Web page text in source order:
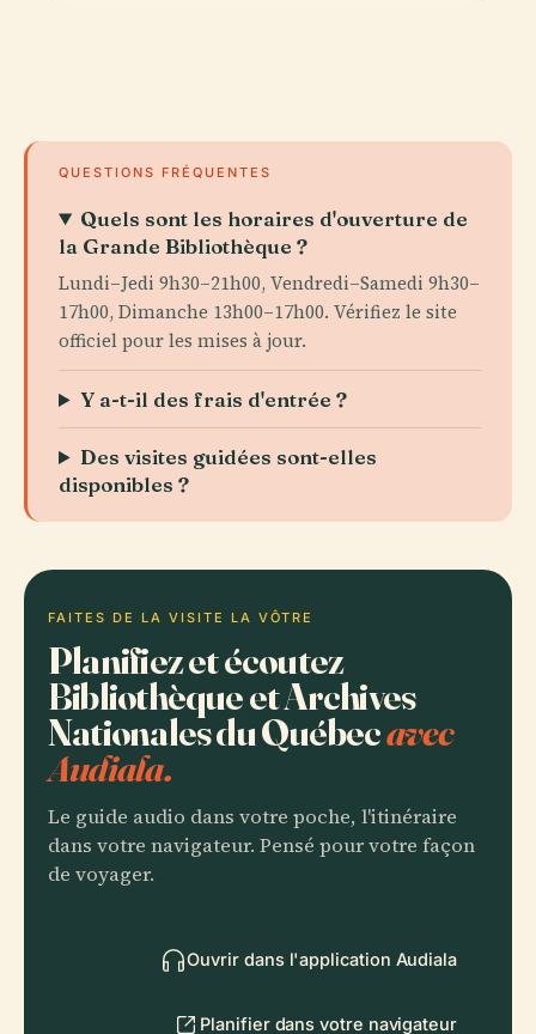
QUESTIONS FRÉQUENTES
Quels sont les horaires d'ouverture de
la Grande Bibliothèque ?
Lundi–Jedi 9h30–21h00, Vendredi–Samedi 9h30–
17h00, Dimanche 13h00–17h00. Vérifiez le site
officiel pour les mises à jour.
Y a-t-il des frais d'entrée ?
Des visites guidées sont-elles
disponibles ?
FAITES DE LA VISITE LA VÔTRE
Planifiez et écoutez
Bibliothèque et Archives
Nationales du Québecavec
Audiala.
Le guide audio dans votre poche, l'itinéraire
dans votre navigateur. Pensé pour votre façon
de voyager.
Ouvrir dans l'application Audiala
Planifier dans votre navigateur